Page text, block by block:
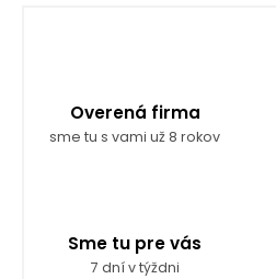
Overená firma
sme tu s vami už 8 rokov
Sme tu pre vás
7 dní v týždni